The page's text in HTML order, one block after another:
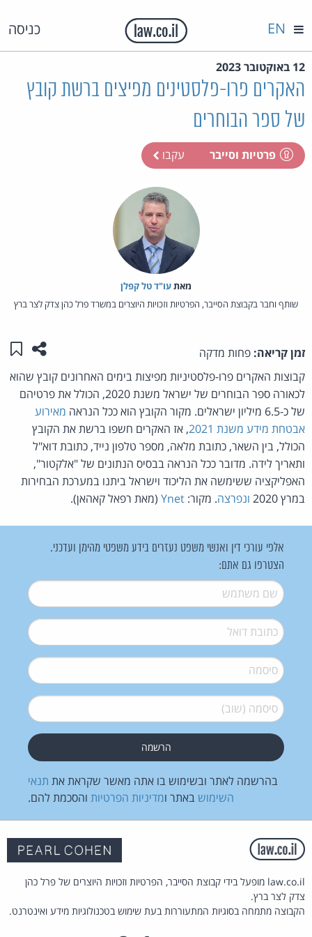
כניסה EN
12 באוקטובר 2023
האקרים פרו-פלסטינים מפיצים ברשת קובץ
של ספר הבוחרים
פרטיות וסייבר עקבו
מאת‏עו"ד טל קפלן
שותף וחבר בקבוצת הסייבר, הפרטיות וזכויות היוצרים במשרד פרל כהן צדק לצר ברץ
זמן קריאה: פחות מדקה שתפו
קבוצות האקרים פרו-פלסטיניות מפיצות בימים האחרונים קובץ שהוא
לכאורה ספר הבוחרים של ישראל משנת 2020, הכולל את פרטיהם
של כ-6.5 מיליון ישראלים. מקור הקובץ הוא ככל הנראה
מאירוע
אבטחת מידע משנת 2021
, אז האקרים חשפו ברשת את הקובץ
הכולל, בין השאר, כתובת מלאה, מספר טלפון נייד, כתובת דוא"ל
ותאריך לידה. מדובר ככל הנראה בבסיס הנתונים של "אלקטור",
האפליקציה ששימשה את הליכוד וישראל ביתנו במערכת הבחירות
במרץ 2020
ונפרצה. מקור: Ynet (מאת רפאל קאהאן).
אלפי עורכי דין ואנשי משפט נעזרים בידע משפטי מהימן ועדכני.
הצטרפו גם אתם:
שם משתמש*
דואל*
סיסמה*
סיסמה (שוב)*
בהרשמה לאתר ובשימוש בו אתה מאשר שקראת את תנאי
השימוש באתר ומדיניות הפרטיות והסכמת להם.
law.co.il מופעל בידי קבוצת הסייבר, הפרטיות וזכויות היוצרים של פרל כהן
צדק לצר ברץ.
הקבוצה מתמחה בסוגיות המתעוררות בעת שימוש בטכנולוגיות מידע ואינטרנט.